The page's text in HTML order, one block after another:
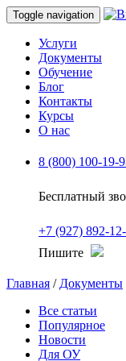
Toggle navigation
Услуги
Документы
Обучение
Блог
Контакты
Курсы
О нас
8 (800) 100-19-
Бесплатный
+7 (927) 892-
Пишите
Главная / Документы
Все статьи
Популярное
Новости
Для ОУ